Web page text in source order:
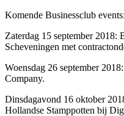
Komende Businessclub events:
Zaterdag 15 september
Scheveningen met
Woensdag 26 september
Company.
Dinsdagavond 16 oktober
Hollandse Stamppotten bij